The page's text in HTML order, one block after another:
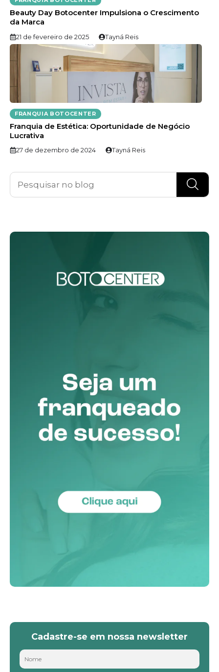
Beauty Day Botocenter Impulsiona o Crescimento
da Marca
21 de fevereiro de 2025 Tayná Reis
FRANQUIA BOTOCENTER
Franquia de Estética: Oportunidade de Negócio
Lucrativa
27 de dezembro de 2024 Tayná Reis
Cadastre-se em nossa newsletter